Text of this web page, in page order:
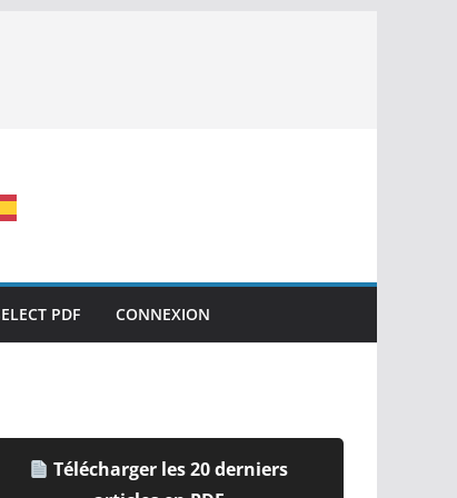
PDF CONNEXION
Télécharger les 20 derniers